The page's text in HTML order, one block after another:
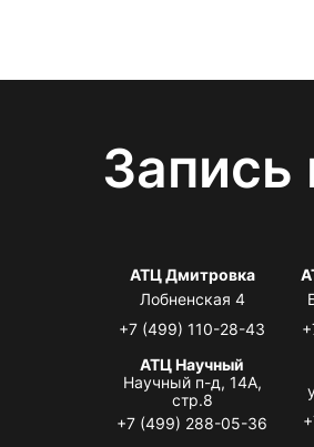
Запись
АТЦ Дмитровка
Лобненская 4
+7 (499) 110-28-43
АТЦ Научный
Научный п-д, 14А,
стр.8
+7 (499) 288-05-36